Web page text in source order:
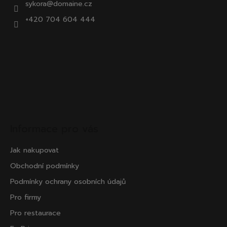
sykora@domaine.cz
+420 704 604 444
Jak nakupovat
Obchodní podmínky
Podmínky ochrany osobních údajů
Pro firmy
Pro restaurace